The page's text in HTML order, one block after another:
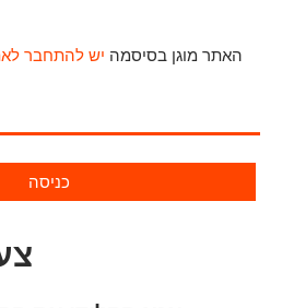
האתר מוגן בסיסמה יש להתחבר
כניסה